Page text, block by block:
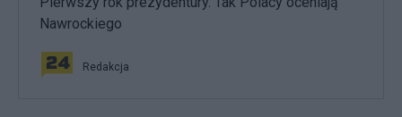
Nawrockiego
Redakcja